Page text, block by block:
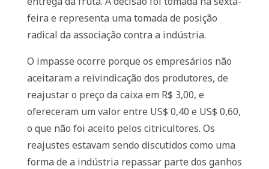
feira e representa uma tomada de posição
radical da associação contra a indústria.
O impasse ocorre porque os empresários não
aceitaram a reivindicação dos produtores, de
reajustar o preço da caixa em R$ 3,00, e
ofereceram um valor entre US$ 0,40 e US$ 0,60,
o que não foi aceito pelos citricultores. Os
reajustes estavam sendo discutidos como uma
forma de a indústria repassar parte dos ganhos